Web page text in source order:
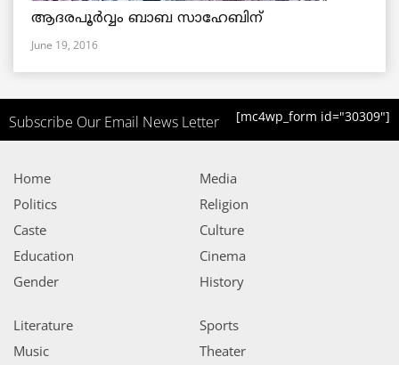
ആദരപൂര്‍വ്വം ബാബ സാഹേബിന്
June 19, 2016
Subscribe Our Email News Letter [mc4wp_form id="30309"]
Home
Politics
Caste
Education
Gender
Media
Religion
Culture
Cinema
History
Literature
Music
Sports
Theater